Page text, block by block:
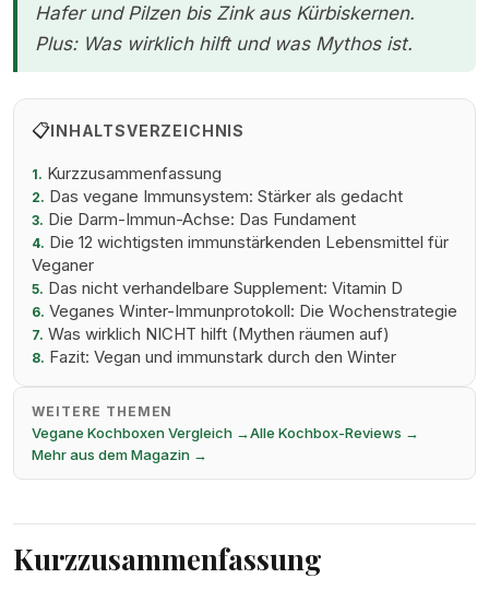
Hafer und Pilzen bis Zink aus Kürbiskernen.
Plus: Was wirklich hilft und was Mythos ist.
📋INHALTSVERZEICHNIS
1. Kurzzusammenfassung
2. Das vegane Immunsystem: Stärker als gedacht
3. Die Darm-Immun-Achse: Das Fundament
4. Die 12 wichtigsten immunstärkenden Lebensmittel für
Veganer
5. Das nicht verhandelbare Supplement: Vitamin D
6. Veganes Winter-Immunprotokoll: Die Wochenstrategie
7. Was wirklich NICHT hilft (Mythen räumen auf)
8. Fazit: Vegan und immunstark durch den Winter
WEITERE THEMEN
Vegane Kochboxen Vergleich →Alle Kochbox-Reviews →
Mehr aus dem Magazin →
Kurzzusammenfassung